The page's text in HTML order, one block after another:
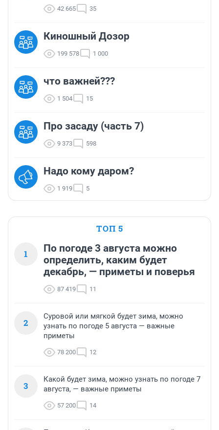
42 665 35
Киношный Дозор
199 578 1 000
что важней???
1 504 15
Про засаду (часть 7)
9 373 598
Надо кому даром?
1 919 5
ТОП 5
1
По погоде 3 августа можно
определить, каким будет
декабрь, — приметы и поверья
87 419 11
2
Суровой или мягкой будет зима, можно
узнать по погоде 5 августа — важные
приметы
78 200 12
3
Какой будет зима, можно узнать по погоде 7
августа, — важные приметы
57 200 14